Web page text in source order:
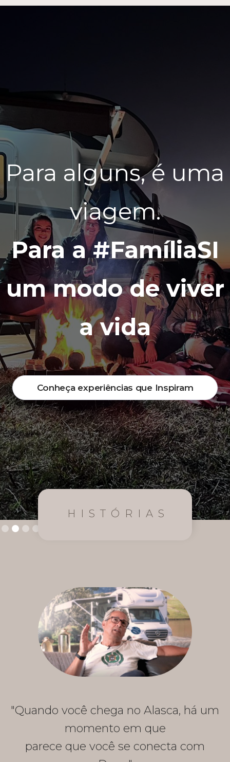
Para alguns, é uma
viagem.
Para a #FamíliaSI
um modo de viver
a vida
Conheça experiências que Inspiram
Slide 2 of 4.
HISTÓRIAS
"Quando você chega no Alasca, há um
momento em que
parece que você se conecta com